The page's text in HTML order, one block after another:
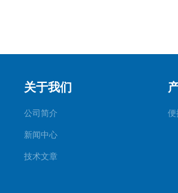
关于我们
公司简介
新闻中心
技术文章
便